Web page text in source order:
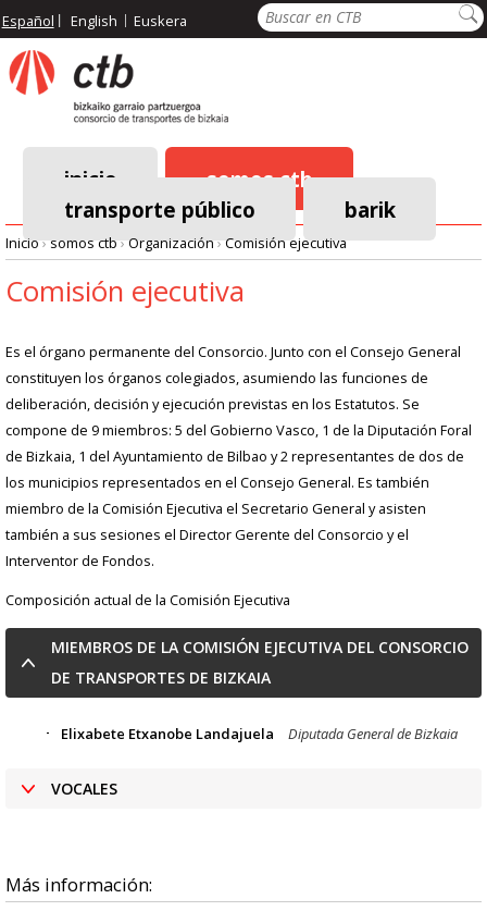
Pasar
al
contenido
principal
Buscar
Español English Euskera
Menú
principal
inicio
somos ctb
transporte público
barik
Ruta
navegación
Inicio›somos ctb›Organización›Comisión ejecutiva
Comisión ejecutiva
Es el órgano permanente del Consorcio. Junto con el Consejo General
constituyen los órganos colegiados, asumiendo las funciones de
deliberación, decisión y ejecución previstas en los Estatutos. Se
compone de 9 miembros: 5 del Gobierno Vasco, 1 de la Diputación Foral
de Bizkaia, 1 del Ayuntamiento de Bilbao y 2 representantes de dos de
los municipios representados en el Consejo General. Es también
miembro de la Comisión Ejecutiva el Secretario General y asisten
también a sus sesiones el Director Gerente del Consorcio y el
Interventor de Fondos.
Composición actual de la Comisión Ejecutiva
MIEMBROS DE LA COMISIÓN EJECUTIVA DEL CONSORCIO
DE TRANSPORTES DE BIZKAIA
Elixabete Etxanobe Landajuela Diputada General de Bizkaia
VOCALES
Más información: